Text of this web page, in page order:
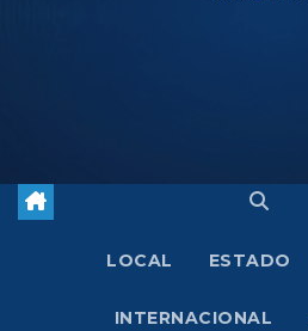
LOCAL ESTADO
INTERNACIONAL